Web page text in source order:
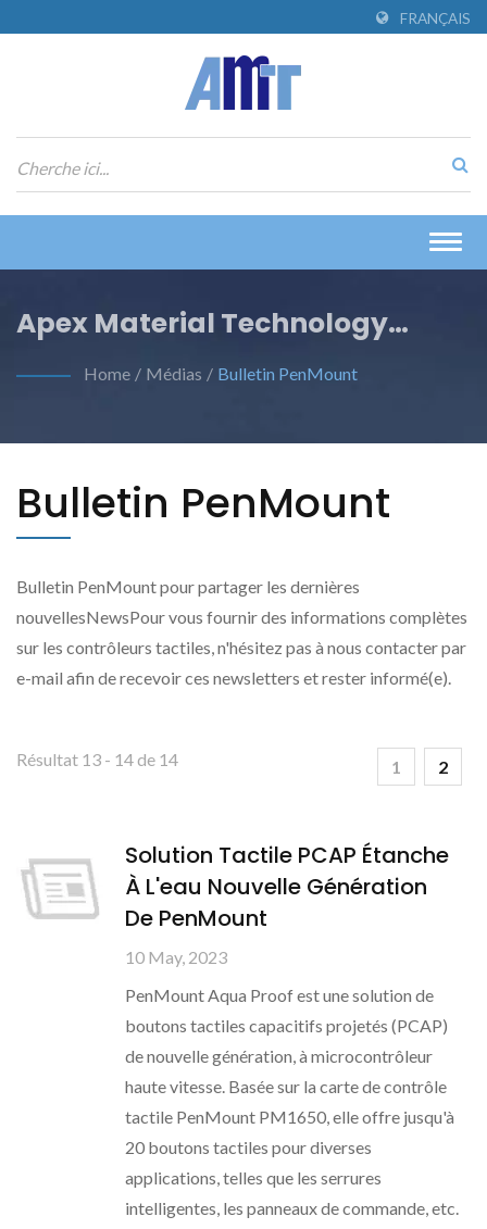
FRANÇAIS
Apex Material Technology
Corporation
Home / Médias / Bulletin PenMount
Bulletin PenMount
Bulletin PenMount pour partager les dernières
nouvellesNewsPour vous fournir des informations complètes
sur les contrôleurs tactiles, n'hésitez pas à nous contacter par
e-mail afin de recevoir ces newsletters et rester informé(e).
Résultat 13 - 14 de 14 1 2
Solution Tactile PCAP Étanche
À L'eau Nouvelle Génération
De PenMount
10 May, 2023
PenMount Aqua Proof est une solution de
boutons tactiles capacitifs projetés (PCAP)
de nouvelle génération, à microcontrôleur
haute vitesse. Basée sur la carte de contrôle
tactile PenMount PM1650, elle offre jusqu'à
20 boutons tactiles pour diverses
applications, telles que les serrures
intelligentes, les panneaux de commande, etc.